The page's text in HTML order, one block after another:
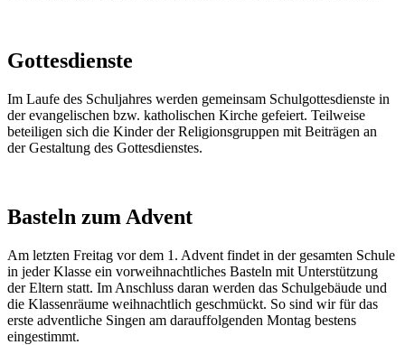
Gottesdienste
Im Laufe des Schuljahres werden gemeinsam Schulgottesdienste in
der evangelischen bzw. katholischen Kirche gefeiert. Teilweise
beteiligen sich die Kinder der Religionsgruppen mit Beiträgen an
der Gestaltung des Gottesdienstes.
Basteln zum Advent
Am letzten Freitag vor dem 1. Advent findet in der gesamten Schule
in jeder Klasse ein vorweihnachtliches Basteln mit Unterstützung
der Eltern statt. Im Anschluss daran werden das Schulgebäude und
die Klassenräume weihnachtlich geschmückt. So sind wir für das
erste adventliche Singen am darauffolgenden Montag bestens
eingestimmt.